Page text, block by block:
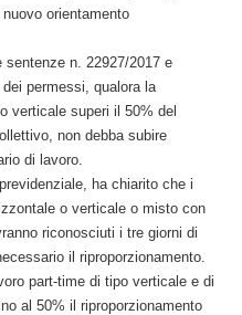
orientamento
sentenze n. 22927/2017 e
permessi, qualora la
verticale superi il 50% del
non debba subire
di lavoro.
ha chiarito che i
o verticale o misto con
riconosciuti i tre giorni di
il riproporzionamento.
part-time di tipo verticale e di
al 50% il riproporzionamento